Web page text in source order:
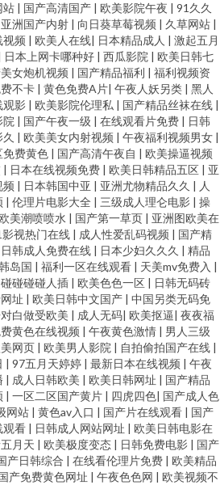
站 | 国产高清国产 | 欧美影院午夜 | 91久久
亚洲国产内射 | 向日葵草莓视频 | 久草网站 |
视频 | 欧美人在线| 日本精品成人 | 激起五月
日本上网卡哪种好 | 西瓜影院 | 欧美日韩七
女炮机视频 | 国产精品福利 | 福利视频资
不卡 | 黄色免费A片| 午夜人妖另类 | 黑人
观影 | 欧美影院伦理私 | 国产精品丝袜在线 |
院 | 国产午夜一级 | 在线观看片免费 | 日韩
| 欧美美女内射视频 | 午夜福利视频男女 |
免费黄色 | 国产高清午夜自 | 欧美操逼视频
| 日本在线视频免费 | 欧美日韩精品五区 | 亚
频 | 日本韩国中亚 | 亚洲尤物精品久久 | 人
| 伦理片电影大全 | 三级成人理仑电影 | 操
美潮喷喷水 | 国产第一草页 | 亚洲图欧美在
视热门在线 | 成人性爱乱码视频 | 国产精
日韩成人免费在线 | 日本少妇久久久 | 精品
岛国 | 福利一区在线观看 | 天美mv免费入 |
碰碰碰人插 | 欧美色色一区 | 日韩无码砖
址 | 欧美日韩中文国产 | 中国另类无码免
白做受欧美 | 成人无码| 欧美抠逼| 夜夜福
黄色在线视频 | 午夜黄色激情 | 男人三级
网页 | 欧美男人影院 | 自拍偷拍国产在线 |
| 97五月天婷婷 | 最新日本在线视频 | 午夜
| 成人日韩欧美 | 欧美日韩网址 | 国产精品
| 一区二区国产黄片 | 四虎四色| 国产成人色
网站 | 黄色av入口 | 国产片在线观看 | 国产
观看 | 日韩成人网站网址 | 欧美日韩电影在
月天 | 欧美极度变态 | 日韩免费电影 | 国产
产日韩综合 | 在线看伦理片免费 | 欧美精品
产免费黄色网址 | 午夜色色网 | 欧美视频不